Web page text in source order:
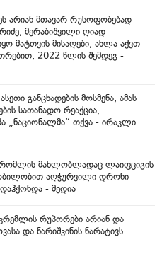
არიან მთავარ რუსოფობებად
მერაბიშვილი ღიად
მატთვის მისაღები, ახლა აქვთ
2022 წლის შემდეგ -
განცხადების მოსმენა, ამას
სათანადო რეაქცია,
„ნაციონალმა“ თქვა - ირაკლი
მახლობლადაც ლაიფციგის
აღჭურვილი დრონი
- მედია
რუპორები არიან და
და ნარიშკინის ნარატივს